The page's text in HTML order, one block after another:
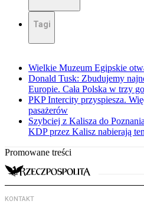
Tagi
Wielkie Muzeum Egipskie
Donald Tusk: Zbudujemy
Europie. Cała Polska w trzy
PKP Intercity przyspiesza.
pasażerów
Szybciej z Kalisza do
KDP przez Kalisz nabierają
Promowane treści
KONTAKT